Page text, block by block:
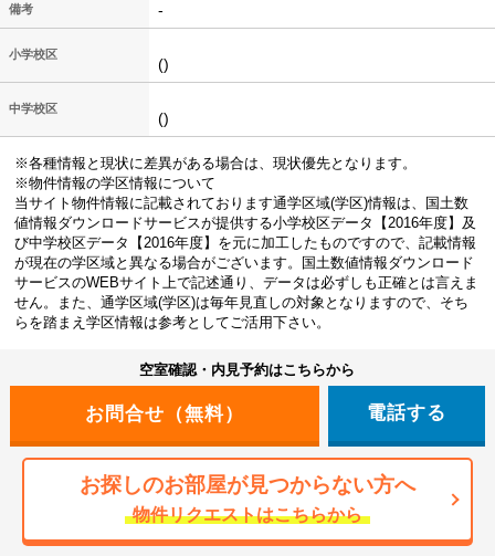
備考 -
小学校区
()
中学校区
()
※各種情報と現状に差異がある場合は、現状優先となります。
※物件情報の学区情報について
当サイト物件情報に記載されております通学区域(学区)情報は、国土数
値情報ダウンロードサービスが提供する小学校区データ【2016年度】及
び中学校区データ【2016年度】を元に加工したものですので、記載情報
が現在の学区域と異なる場合がございます。国土数値情報ダウンロード
サービスのWEBサイト上で記述通り、データは必ずしも正確とは言えま
せん。また、通学区域(学区)は毎年見直しの対象となりますので、そち
らを踏まえ学区情報は参考としてご活用下さい。
空室確認・内見予約はこちらから
電話する
お探しのお部屋が見つからない方へ
物件リクエストはこちらから